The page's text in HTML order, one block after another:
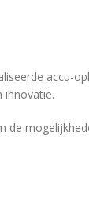
accu-
innovatie.